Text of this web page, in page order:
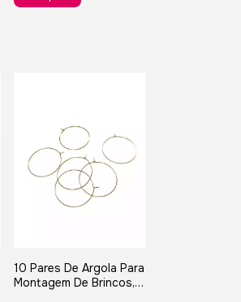
10 Pares De Argola Para
Montagem De Brincos,